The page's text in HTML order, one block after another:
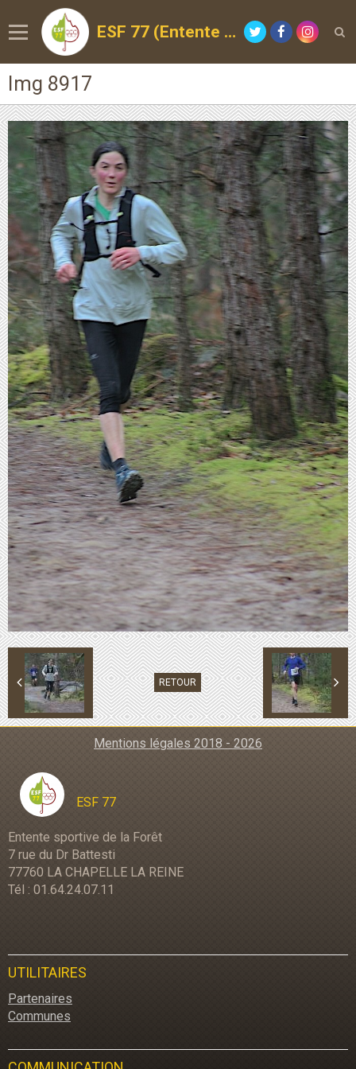
ESF 77 (Entente Sportive de la Forêt)
Img 8917
RETOUR
Mentions légales 2018 - 2026
ESF 77
Entente sportive de la Forêt
7 rue du Dr Battesti
77760 LA CHAPELLE LA REINE
Tél : 01.64.24.07.11
UTILITAIRES
Partenaires
Communes